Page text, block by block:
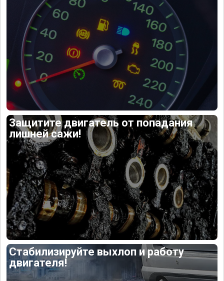
Защитите двигатель от попадания
лишней сажи!
Стабилизируйте выхлоп и работу
двигателя!